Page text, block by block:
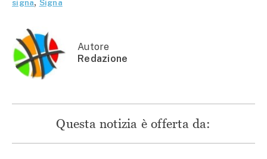
signa, Signa
Autore
Redazione
Questa notizia è offerta da: